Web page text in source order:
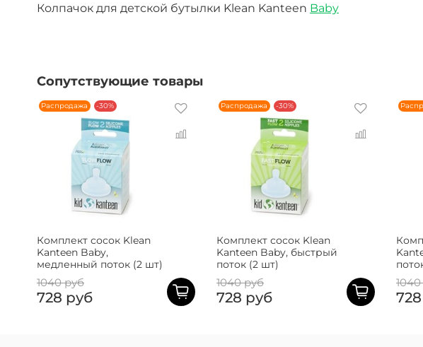
Колпачок для детской бутылки Klean Kanteen Baby
Сопутствующие товары
Распродажа -30%
Комплект сосок Klean
Kanteen Baby,
медленный поток (2 шт)
1040 руб
728 руб
Распродажа -30%
Комплект сосок Klean
Kanteen Baby, быстрый
поток (2 шт)
1040 руб
728 руб